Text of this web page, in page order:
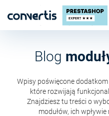
Blog
Wpisy poświęcone
które rozwijają
Znajdziesz tu treści o
modułów, ich